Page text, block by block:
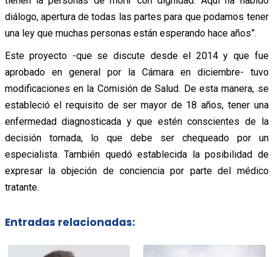
diálogo, apertura de todas las partes para que podamos tener
una ley que muchas personas están esperando hace años”.
Este proyecto -que se discute desde el 2014 y que fue
aprobado en general por la Cámara en diciembre- tuvo
modificaciones en la Comisión de Salud. De esta manera, se
estableció el requisito de ser mayor de 18 años, tener una
enfermedad diagnosticada y que estén conscientes de la
decisión tomada, lo que debe ser chequeado por un
especialista. También quedó establecida la posibilidad de
expresar la objeción de conciencia por parte del médico
tratante.
Entradas relacionadas: